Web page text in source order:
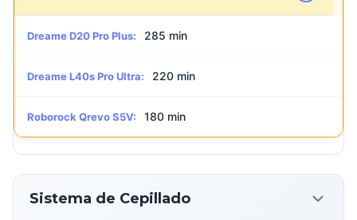
Dreame D20 Pro Plus: 285 min
Dreame L40s Pro Ultra: 220 min
Roborock Qrevo S5V: 180 min
Sistema de Cepillado